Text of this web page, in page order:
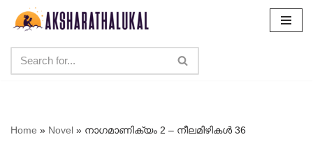
content
Home » Novel » നാഗമാണിക്യം 2 – നീലമിഴികൾ 36